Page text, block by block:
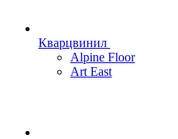
Кварцвинил
Alpine Floor
Art East